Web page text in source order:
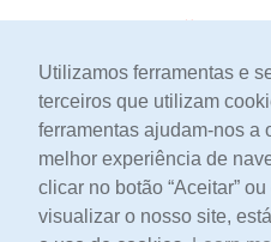
Utilizamos ferramentas e
terceiros que utilizam
ferramentas ajudam-nos a
melhor experiência de
clicar no botão “Aceitar”
visualizar o nosso site,